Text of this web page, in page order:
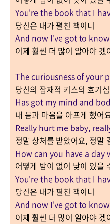
You're the book that I
당신은 내가 펼친 책이니
And now I've got to
이제 훨씬 더 많이 알아야 겠
The curiousness of your
당신의 잠재적 키스의 호기
Has got my mind and
내 몸과 마음을 아프게 했어
Really hurt me baby,
정말 상처를 받았어요, 정말
How can you have a
어떻게 밤이 없이 낮이 있을
You're the book that I
당신은 내가 펼친 책이니
And now I've got to
이제 훨씬 더 많이 알아야 겠